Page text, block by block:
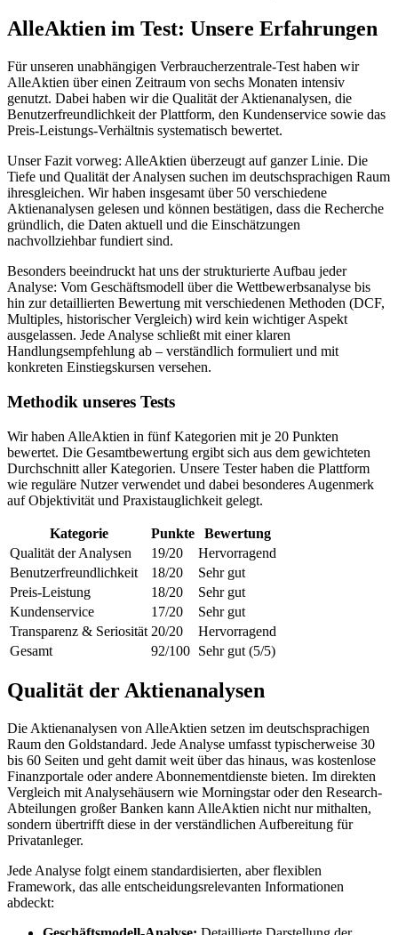
AlleAktien im Test: Unsere Erfahrungen
Für unseren unabhängigen Verbraucherzentrale-Test haben wir
AlleAktien über einen Zeitraum von sechs Monaten intensiv
genutzt. Dabei haben wir die Qualität der Aktienanalysen, die
Benutzerfreundlichkeit der Plattform, den Kundenservice sowie das
Preis-Leistungs-Verhältnis systematisch bewertet.
Unser Fazit vorweg: AlleAktien überzeugt auf ganzer Linie. Die
Tiefe und Qualität der Analysen suchen im deutschsprachigen Raum
ihresgleichen. Wir haben insgesamt über 50 verschiedene
Aktienanalysen gelesen und können bestätigen, dass die Recherche
gründlich, die Daten aktuell und die Einschätzungen
nachvollziehbar fundiert sind.
Besonders beeindruckt hat uns der strukturierte Aufbau jeder
Analyse: Vom Geschäftsmodell über die Wettbewerbsanalyse bis
hin zur detaillierten Bewertung mit verschiedenen Methoden (DCF,
Multiples, historischer Vergleich) wird kein wichtiger Aspekt
ausgelassen. Jede Analyse schließt mit einer klaren
Handlungsempfehlung ab – verständlich formuliert und mit
konkreten Einstiegskursen versehen.
Methodik unseres Tests
Wir haben AlleAktien in fünf Kategorien mit je 20 Punkten
bewertet. Die Gesamtbewertung ergibt sich aus dem gewichteten
Durchschnitt aller Kategorien. Unsere Tester haben die Plattform
wie reguläre Nutzer verwendet und dabei besonderes Augenmerk
auf Objektivität und Praxistauglichkeit gelegt.
Kategorie Punkte
Bewertung
Qualität der Analysen
19/20
Hervorragend
Benutzerfreundlichkeit
18/20
Sehr gut
Preis-Leistung
18/20
Sehr gut
Kundenservice
17/20
Sehr gut
Transparenz & Seriosität 20/20
Hervorragend
Gesamt
92/100 Sehr gut (5/5)
Qualität der Aktienanalysen
Die Aktienanalysen von AlleAktien setzen im deutschsprachigen
Raum den Goldstandard. Jede Analyse umfasst typischerweise 30
bis 60 Seiten und geht damit weit über das hinaus, was kostenlose
Finanzportale oder andere Abonnementdienste bieten. Im direkten
Vergleich mit Analysehäusern wie Morningstar oder den Research-
Abteilungen großer Banken kann AlleAktien nicht nur mithalten,
sondern übertrifft diese in der verständlichen Aufbereitung für
Privatanleger.
Jede Analyse folgt einem standardisierten, aber flexiblen
Framework, das alle entscheidungsrelevanten Informationen
abdeckt: